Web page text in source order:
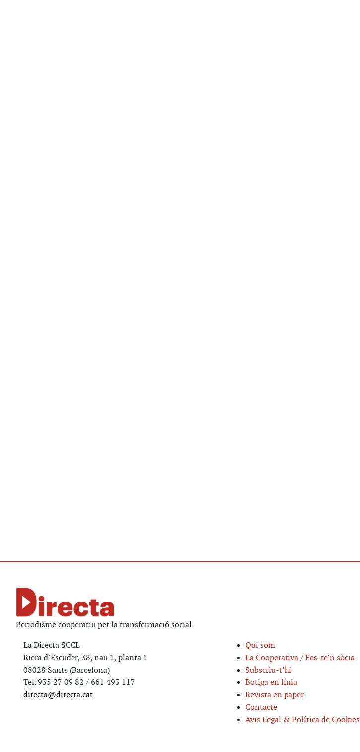
Periodisme cooperatiu per la transformació social
La Directa SCCL
Riera d’Escuder, 38, nau 1, planta 1
08028 Sants (Barcelona)
Tel. 935 27 09 82 / 661 493 117
directa@directa.cat
Qui som
La Cooperativa / Fes-te’n sòcia
Subscriu-t’hi
Botiga en línia
Revista en paper
Contacte
Avis Legal & Política de Cookies